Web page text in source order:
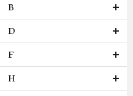
B
D
F
H